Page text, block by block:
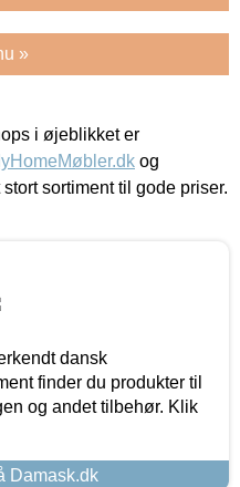
»
i øjeblikket er
og
sortiment til gode priser.
dansk
finder du produkter til
og andet tilbehør. Klik
Damask.dk